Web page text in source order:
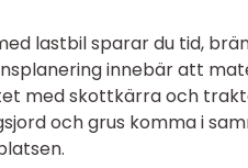
lastbil sparar du tid,
innebär att
med skottkärra och
och grus komma i